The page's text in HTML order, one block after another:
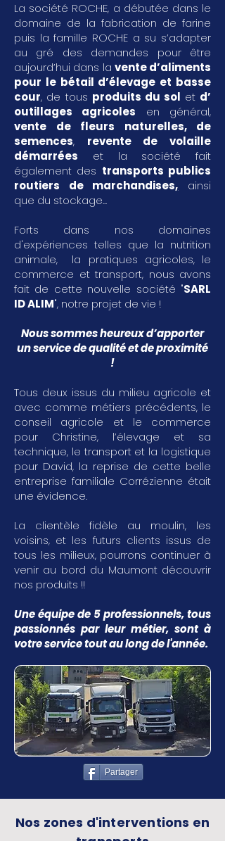
La société ROCHE, a débutée dans le
domaine de la fabrication de farine
puis la famille ROCHE a su s’adapter
au gré des demandes pour être
aujourd’hui dans la vente d’aliments
pour le bétail d’élevage et basse
cour, de tous produits du sol et d’
outillages agricoles en général,
vente de fleurs naturelles, de
semences, revente de volaille
démarrées et la société fait
également des transports publics
routiers de marchandises, ainsi
que du stockage...
Forts dans nos domaines
d'expériences telles que la nutrition
animale, la pratiques agricoles, le
commerce et transport, nous avons
fait de cette nouvelle société "SARL
ID ALIM", notre projet de vie !
Nous sommes heureux d’apporter
un service de qualité et de proximité
!
Tous deux issus du milieu agricole et
avec comme métiers précédents, le
conseil agricole et le commerce
pour Christine, l’élevage et sa
technique, le transport et la logistique
pour David, la reprise de cette belle
entreprise familiale Corrézienne était
une évidence.
La clientèle fidèle au moulin, les
voisins, et les futurs clients issus de
tous les milieux, pourrons continuer à
venir au bord du Maumont découvrir
nos produits !!
Une équipe de 5 professionnels, tous
passionnés par leur métier, sont à
votre service tout au long de l'année.
Partager
Nos zones d'interventions en